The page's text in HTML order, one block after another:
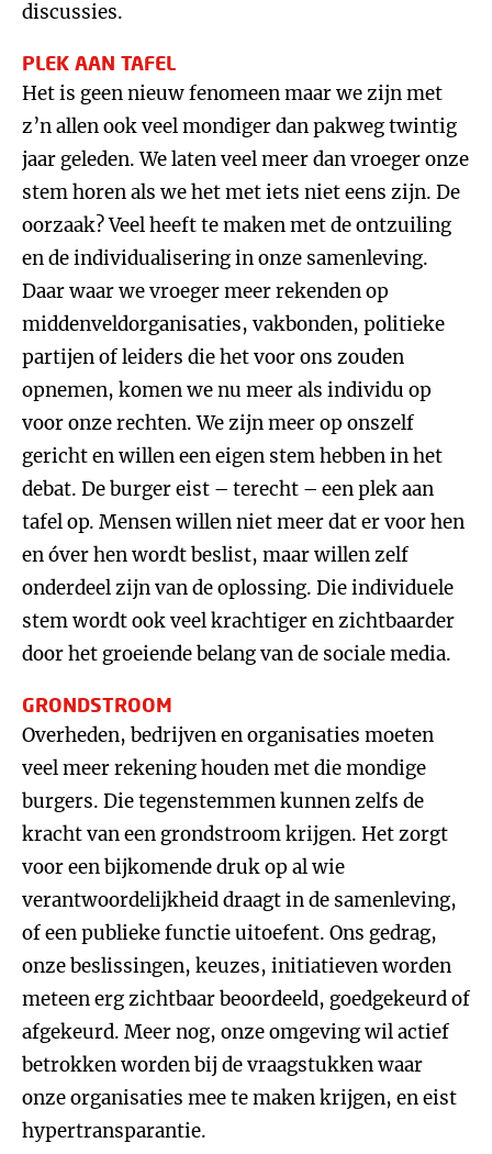
discussies.
PLEK AAN TAFEL
Het is geen nieuw fenomeen maar we zijn met
z’n allen ook veel mondiger dan pakweg twintig
jaar geleden. We laten veel meer dan vroeger onze
stem horen als we het met iets niet eens zijn. De
oorzaak? Veel heeft te maken met de ontzuiling
en de individualisering in onze samenleving.
Daar waar we vroeger meer rekenden op
middenveldorganisaties, vakbonden, politieke
partijen of leiders die het voor ons zouden
opnemen, komen we nu meer als individu op
voor onze rechten. We zijn meer op onszelf
gericht en willen een eigen stem hebben in het
debat. De burger eist – terecht – een plek aan
tafel op. Mensen willen niet meer dat er voor hen
en óver hen wordt beslist, maar willen zelf
onderdeel zijn van de oplossing. Die individuele
stem wordt ook veel krachtiger en zichtbaarder
door het groeiende belang van de sociale media.
GRONDSTROOM
Overheden, bedrijven en organisaties moeten
veel meer rekening houden met die mondige
burgers. Die tegenstemmen kunnen zelfs de
kracht van een grondstroom krijgen. Het zorgt
voor een bijkomende druk op al wie
verantwoordelijkheid draagt in de samenleving,
of een publieke functie uitoefent. Ons gedrag,
onze beslissingen, keuzes, initiatieven worden
meteen erg zichtbaar beoordeeld, goedgekeurd of
afgekeurd. Meer nog, onze omgeving wil actief
betrokken worden bij de vraagstukken waar
onze organisaties mee te maken krijgen, en eist
hypertransparantie.